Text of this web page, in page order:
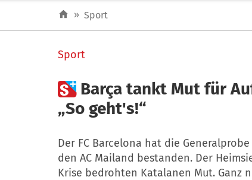
» Sport
Sport
 Barça tankt Mut für
„So geht's!“
Der FC Barcelona hat die
den AC Mailand bestanden. Der
Krise bedrohten Katalanen Mut. Ganz